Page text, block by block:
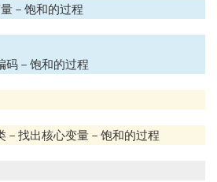
－饱和的过程
码－饱和的过程
－找出核心变量－饱和的过程